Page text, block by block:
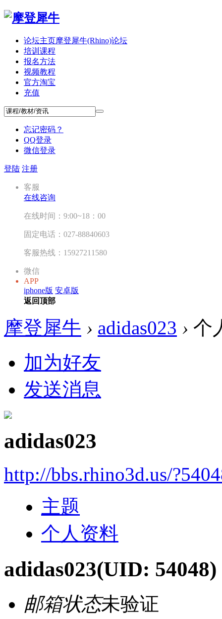
论坛主页摩登犀牛(Rhino)论坛
培训课程
报名方法
视频教程
官方淘宝
充值
忘记密码？
QQ登录
微信登录
登陆 注册
客服
在线咨询
在线时间：9:00~18：00
固定电话：027-88840603
客服热线：15927211580
微信
APP
iphone版 安卓版
返回顶部
摩登犀牛 › adidas023 › 个
加为好友
发送消息
adidas023
http://bbs.rhino3d.us/
主题
个人资料
adidas023(UID: 54048)
邮箱状态未验证